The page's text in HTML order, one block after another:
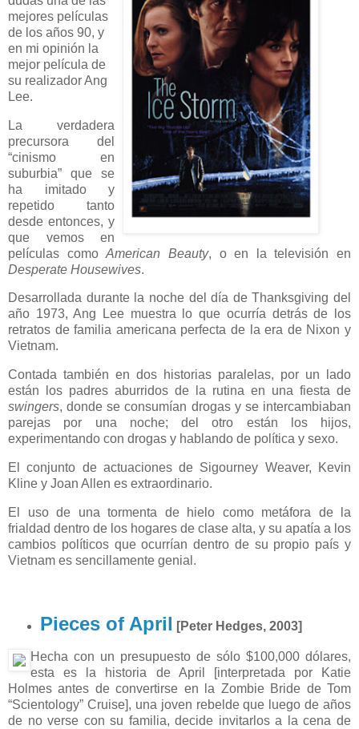
mejores películas
de los años 90, y
en mi opinión la
mejor película de
su realizador Ang
Lee.
La verdadera
precursora del
“cinismo en
suburbia” que se
ha imitado y
repetido tanto
desde entonces, y
que vemos en
películas comoAmerican Beauty, o en la televisión en
Desperate Housewives.
Desarrollada durante la noche del día de Thanksgiving del
año 1973, Ang Lee muestra lo que ocurría detrás de los
retratos de familia americana perfecta de la era de Nixon y
Vietnam.
Contada también en dos historias paralelas, por un lado
están los padres aburridos de la rutina en una fiesta de
swingers, donde se consumían drogas y se intercambiaban
parejas por una noche; del otro están los hijos,
experimentando con drogas y hablando de política y sexo.
El conjunto de actuaciones de Sigourney Weaver, Kevin
Kline y Joan Allen es extraordinario.
El uso de una tormenta de hielo como metáfora de la
frialdad dentro de los hogares de clase alta, y su apatía a los
cambios políticos que ocurrían dentro de su propio país y
Vietnam es sencillamente genial.
Pieces of April [Peter Hedges, 2003]
Hecha con un presupuesto de sólo $100,000 dólares,
esta es la historia de April [interpretada por Katie
Holmes antes de convertirse en la Zombie Bride de Tom
“Scientology” Cruise], una joven rebelde que luego de años
de no verse con su familia, decide invitarlos a la cena de